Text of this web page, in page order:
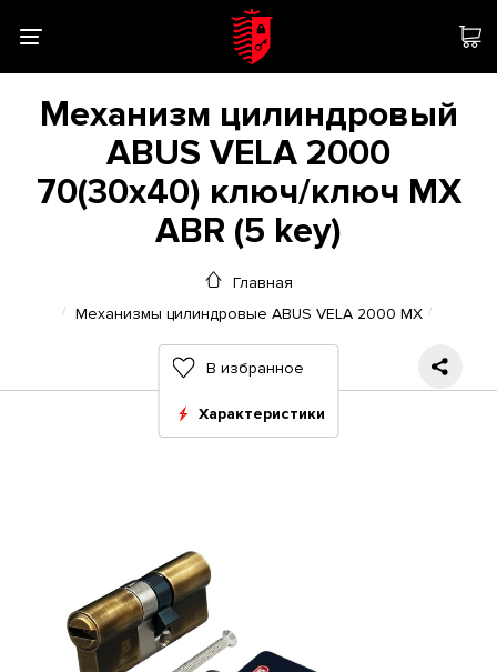
Механизм цилиндровый
ABUS VELA 2000
70(30x40) ключ/ключ MX
ABR (5 key)
Главная
Механизмы цилиндровые ABUS VELA 2000 MX
В избранное
Характеристики